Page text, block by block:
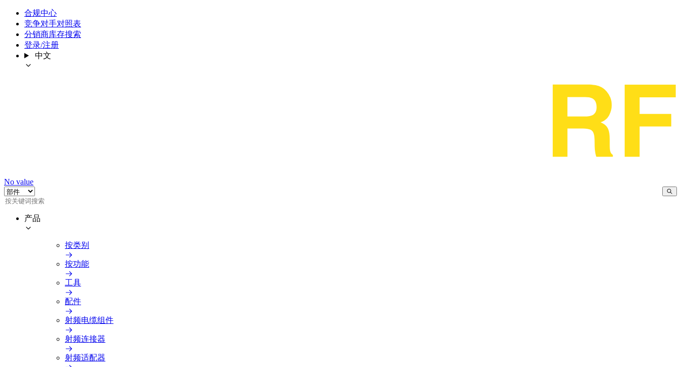
合规中心
竞争对手对照表
分销商库存搜索
登录/注册
中文
No value
产品
按类别
按功能
工具
配件
射频电缆组件
射频连接器
射频适配器